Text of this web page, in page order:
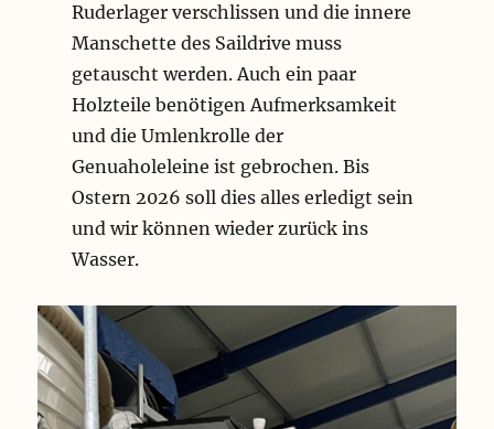
Ruderlager verschlissen und die innere
Manschette des Saildrive muss
getauscht werden. Auch ein paar
Holzteile benötigen Aufmerksamkeit
und die Umlenkrolle der
Genuaholeleine ist gebrochen. Bis
Ostern 2026 soll dies alles erledigt sein
und wir können wieder zurück ins
Wasser.